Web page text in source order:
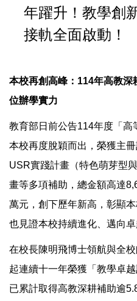
年躍升！教學創
接軌全面啟動！
本校再創高峰：114年高教
位辦學實力
教育部日前公告114年度「高
本校再度脫穎而出，榮獲主
USR實踐計畫（特色萌芽型
畫等多項補助，總金額高達
萬元，創下歷年新高，彰顯
也見證本校持續進化、邁向卓
在校長陳明飛博士領航與全
起連續十一年榮獲「教學卓
已累計取得高教深耕補助逾